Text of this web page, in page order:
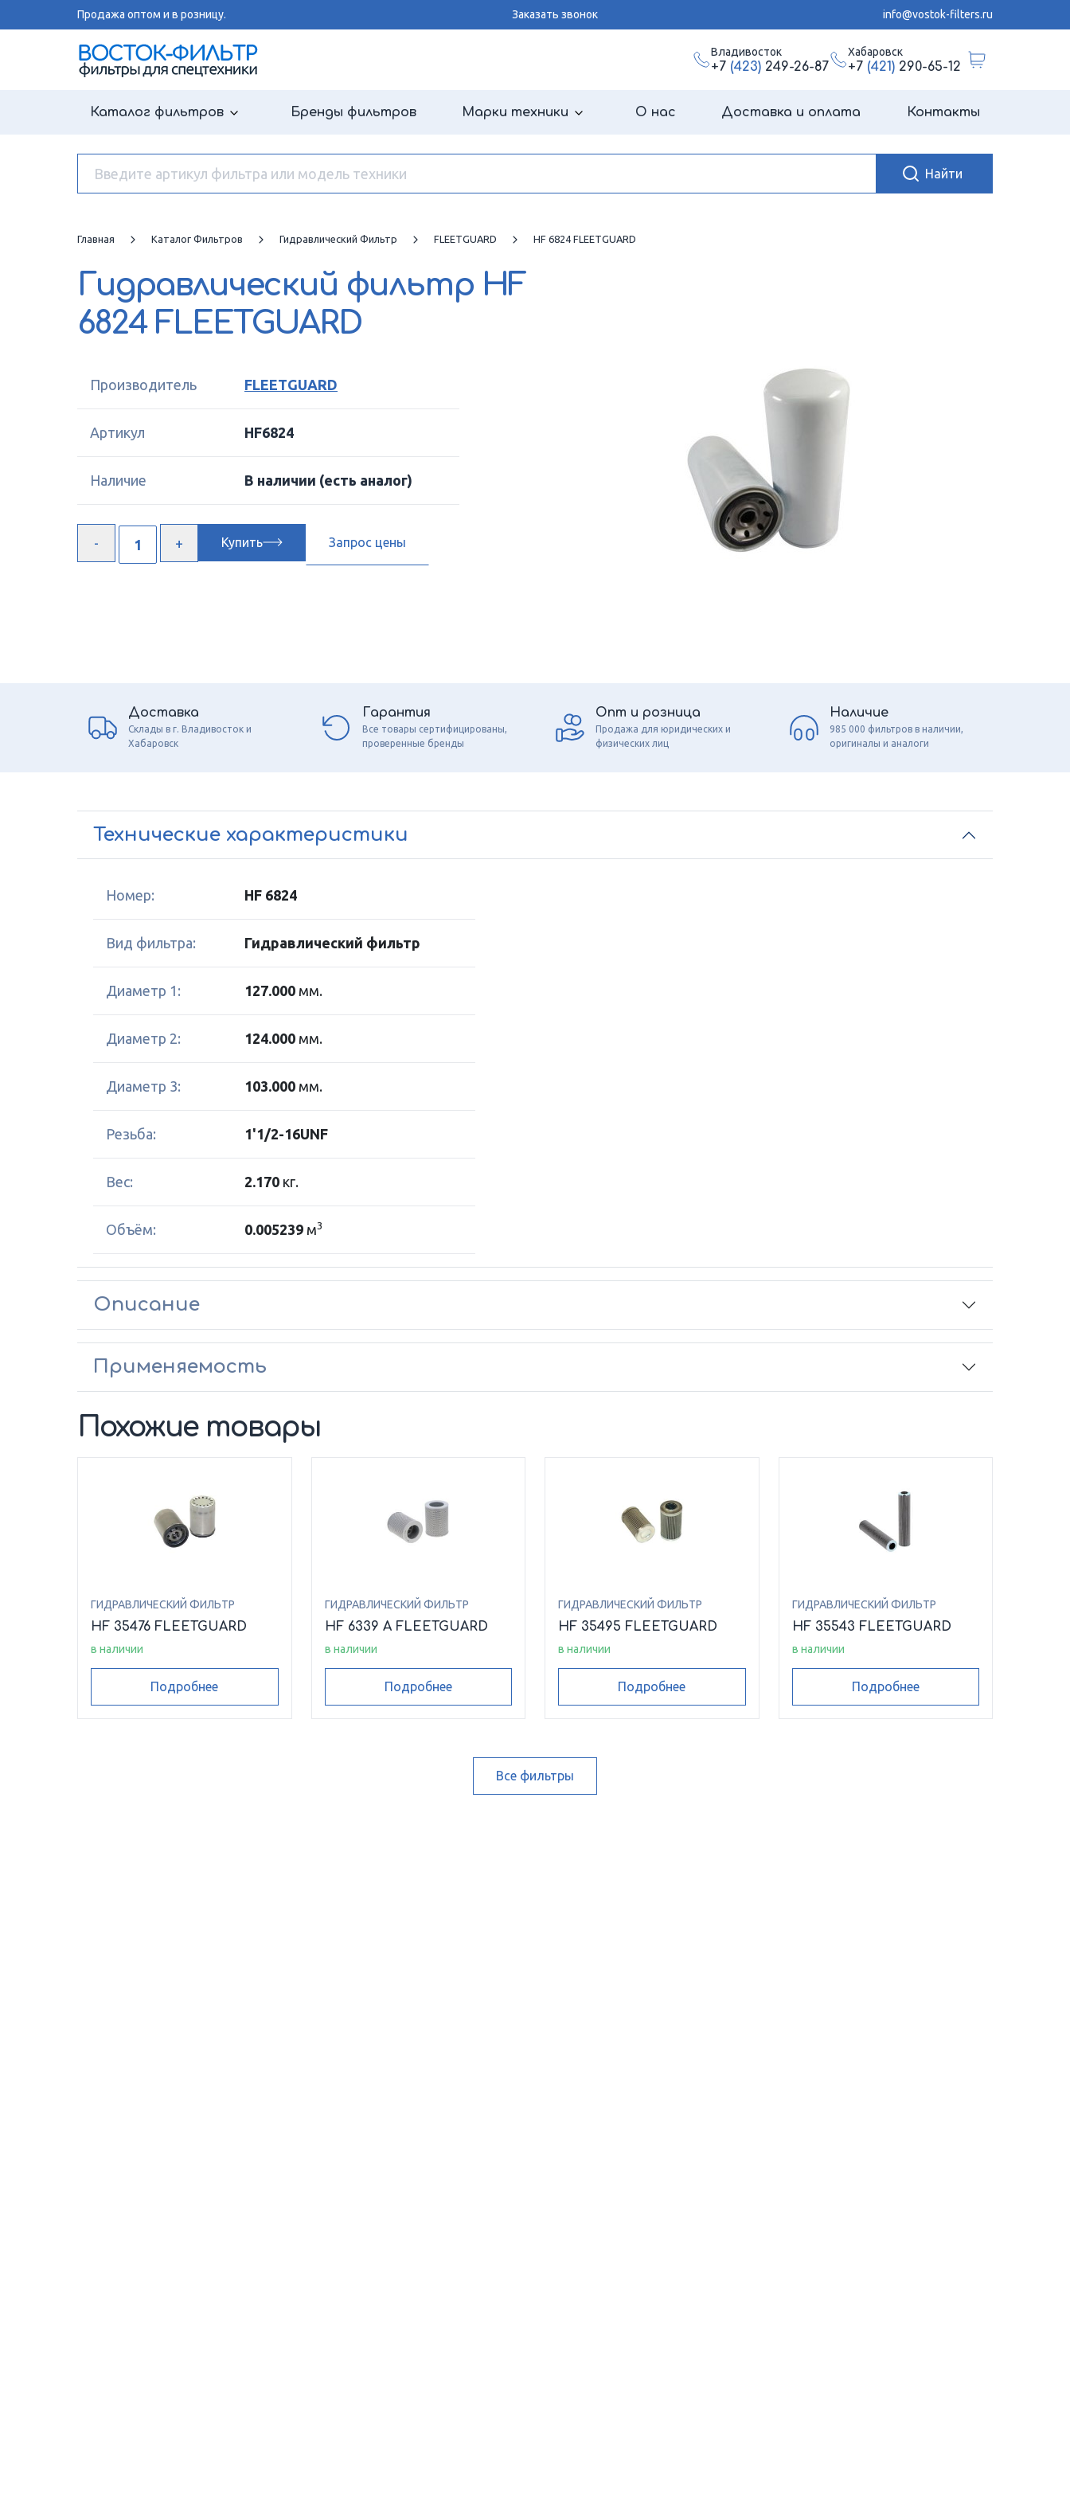
Продажа оптом и в розницу. Заказать звонок info@vostok-filters.ru
Владивосток
+7 (423)249-26-87
Хабаровск
+7 (421)290-65-12
Каталог фильтров Бренды фильтров Марки техники О нас Доставка и оплата Контакты
Главная Каталог Фильтров Гидравлический Фильтр FLEETGUARD HF 6824 FLEETGUARD
Гидравлический фильтр HF
6824 FLEETGUARD
Производитель FLEETGUARD
Артикул HF6824
Наличие В наличии (есть аналог)
Купить Запрос цены
Доставка
Склады в г. Владивосток и
Хабаровск
Гарантия
Все товары сертифицированы,
проверенные бренды
Опт и розница
Продажа для юридических и
физических лиц
Наличие
985 000 фильтров в наличии,
оригиналы и аналоги
Технические характеристики
Номер: HF 6824
Вид фильтра: Гидравлический фильтр
Диаметр 1: 127.000 мм.
Диаметр 2: 124.000 мм.
Диаметр 3: 103.000 мм.
Резьба: 1'1/2-16UNF
Вес: 2.170 кг.
Объём: 0.005239 м3
Описание
Применяемость
Похожие товары
ГИДРАВЛИЧЕСКИЙ ФИЛЬТР
HF 35476 FLEETGUARD
в наличии
Подробнее
ГИДРАВЛИЧЕСКИЙ ФИЛЬТР
HF 6339 A FLEETGUARD
в наличии
Подробнее
ГИДРАВЛИЧЕСКИЙ ФИЛЬТР
HF 35495 FLEETGUARD
в наличии
Подробнее
ГИДРАВЛИЧЕСКИЙ ФИЛЬТР
HF 35543 FLEETGUARD
в наличии
Подробнее
Все фильтры